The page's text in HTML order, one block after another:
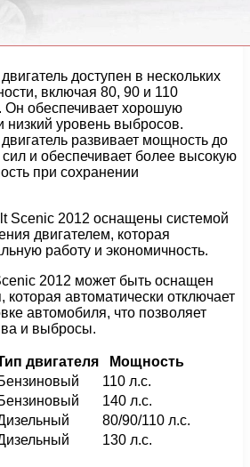
доступен в нескольких
включая 80, 90 и 110
обеспечивает хорошую
низкий уровень выбросов.
развивает мощность до
и обеспечивает более высокую
при сохранении
Scenic 2012 оснащены системой
двигателем, которая
работу и экономичность.
2012 может быть оснащен
которая автоматически отключает
автомобиля, что позволяет
и выбросы.
двигателя
Мощность
110 л.с.
140 л.с.
80/90/110 л.с.
130 л.с.